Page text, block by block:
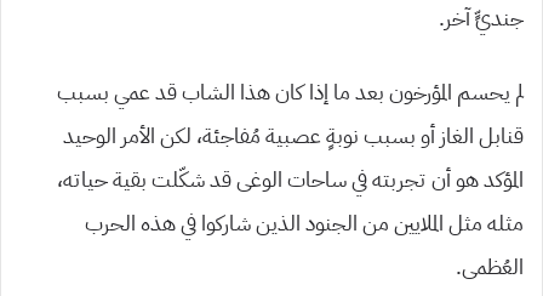
جنديٍّ آخر.
لم يحسم المؤرخون بعد ما إذا كان هذا الشاب قد عمي بسبب
قنابل الغاز أو بسبب نوبةٍ عصبية مُفاجئة، لكن الأمر الوحيد
المؤكد هو أن تجربته في ساحات الوغى قد شكّلت بقية حياته،
مثله مثل الملايين من الجنود الذين شاركوا في هذه الحرب
العُظمى.